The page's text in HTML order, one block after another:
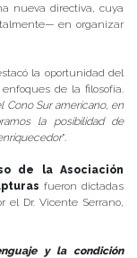
nueva directiva, cuya
en organizar
la oportunidad del
de la filosofía.
Cono Sur americano, en
la posibilidad de
”.
de la Asociación
fueron dictadas
el Dr. Vicente Serrano,
y la condición